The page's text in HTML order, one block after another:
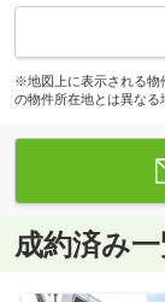
※地図上に表示される物
の物件所在地とは異なる
成約済み